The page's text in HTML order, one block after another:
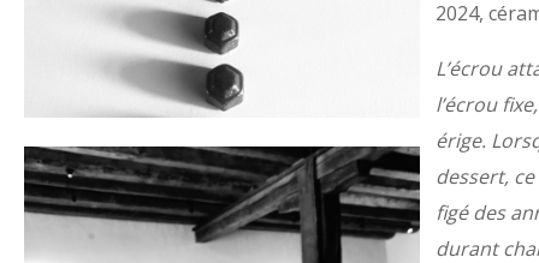
2024,
L’écrou
l’écrou
érige.
dessert,
figé des
durant